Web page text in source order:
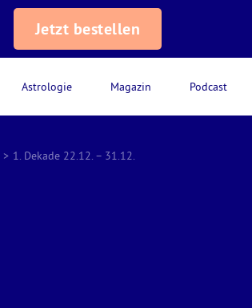
Astrologie Magazin Podcast
Jetzt bestellen
> 1. Dekade 22.12. – 31.12.